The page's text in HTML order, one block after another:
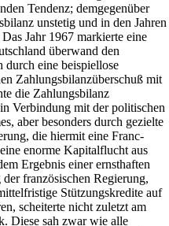
Tendenz; demgegenüber
unstetig und in den Jahren
Jahr 1967 markierte eine
überwand den
eine beispiellose
Zahlungsbilanzüberschuß mit
die Zahlungsbilanz
Verbindung mit der politischen
aber besonders durch gezielte
die hiermit eine Franc-
enorme Kapitalflucht aus
Ergebnis einer ernsthaften
französischen Regierung,
Stützungskredite auf
scheiterte nicht zuletzt am
Diese sah zwar wie alle